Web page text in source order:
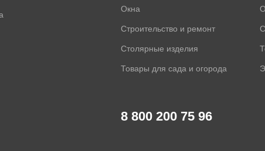
Окна
Строительство и ремонт
Столярные изделия
Товары для сада и огорода
8 800 200 75 96